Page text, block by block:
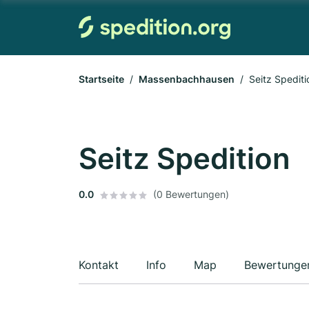
Startseite Massenbachhausen Seitz
Seitz Spedition
0.0 (0 Bewertungen)
Kontakt Info Map